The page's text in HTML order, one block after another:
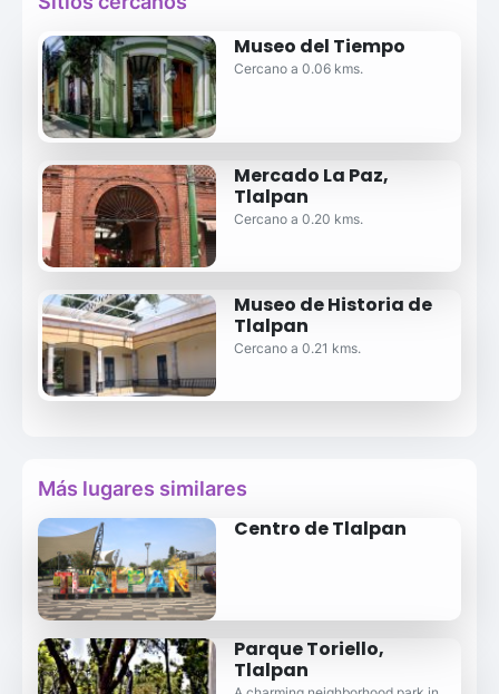
Museo del Tiempo
Cercano a 0.06 kms.
Mercado La Paz,
Tlalpan
Cercano a 0.20 kms.
Museo de Historia de
Tlalpan
Cercano a 0.21 kms.
Más lugares similares
Centro de Tlalpan
Parque Toriello,
Tlalpan